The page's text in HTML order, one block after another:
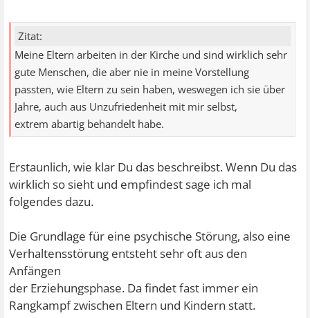
Zitat:
Meine Eltern arbeiten in der Kirche und sind wirklich sehr
gute Menschen, die aber nie in meine Vorstellung
passten, wie Eltern zu sein haben, weswegen ich sie über
Jahre, auch aus Unzufriedenheit mit mir selbst,
extrem abartig behandelt habe.
Erstaunlich, wie klar Du das beschreibst. Wenn Du das
wirklich so sieht und empfindest sage ich mal
folgendes dazu.
Die Grundlage für eine psychische Störung, also eine
Verhaltensstörung entsteht sehr oft aus den
Anfängen
der Erziehungsphase. Da findet fast immer ein
Rangkampf zwischen Eltern und Kindern statt.